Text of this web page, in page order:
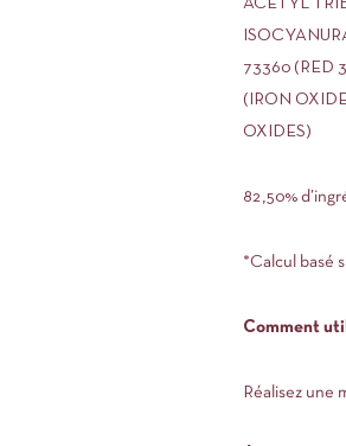
ACETYL
73360 (RED
(IRON
OXIDES)
82,50%
*Calcul basé
Comment
Réalisez une